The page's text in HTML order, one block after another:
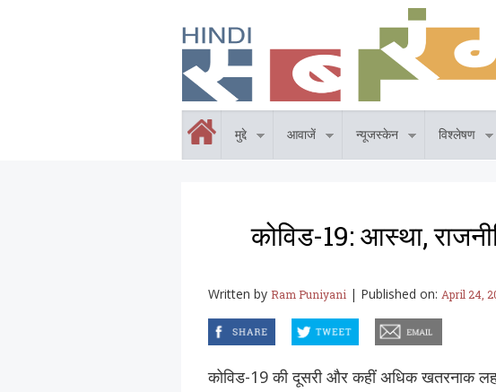
मुद्दे आवाजें न्यूजस्केन विश्लेषण
कोविड-19: आस्था,
Written by Ram Puniyani | Published on: April 24,
कोविड-19 की दूसरी और कहीं अधिक खतरनाक